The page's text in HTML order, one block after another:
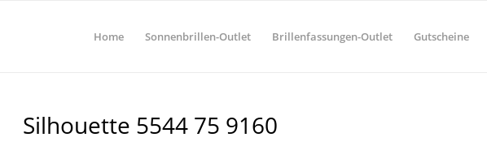
Home Sonnenbrillen-Outlet Brillenfassungen-Outlet Gutscheine
Silhouette 5544 75 9160